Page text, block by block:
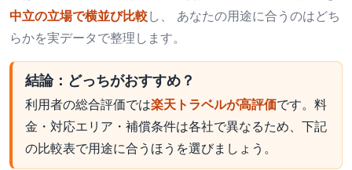
中立の立場で横並び比較し、 あなたの用途に合うのはどち
らかを実データで整理します。
結論：どっちがおすすめ？
利用者の総合評価では楽天トラベルが高評価です。料
金・対応エリア・補償条件は各社で異なるため、下記
の比較表で用途に合うほうを選びましょう。